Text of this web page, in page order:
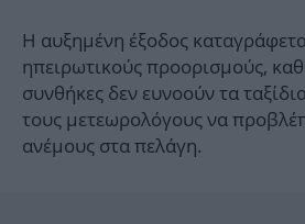
Η αυξημένη έξοδος
ηπειρωτικούς προορισμούς,
συνθήκες δεν ευνοούν τα
τους μετεωρολόγους να
ανέμους στα πελάγη.